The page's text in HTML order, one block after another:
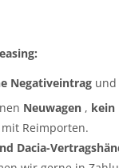
Negativeintrag und
Neuwagen , kein
Reimporten.
Dacia-